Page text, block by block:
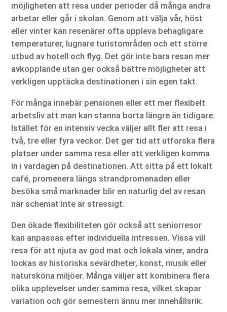
möjligheten att resa under perioder då många andra
arbetar eller går i skolan. Genom att välja vår, höst
eller vinter kan resenärer ofta uppleva behagligare
temperaturer, lugnare turistområden och ett större
utbud av hotell och flyg. Det gör inte bara resan mer
avkopplande utan ger också bättre möjligheter att
verkligen upptäcka destinationen i sin egen takt.
För många innebär pensionen eller ett mer flexibelt
arbetsliv att man kan stanna borta längre än tidigare.
Istället för en intensiv vecka väljer allt fler att resa i
två, tre eller fyra veckor. Det ger tid att utforska flera
platser under samma resa eller att verkligen komma
in i vardagen på destinationen. Att sitta på ett lokalt
café, promenera längs strandpromenaden eller
besöka små marknader blir en naturlig del av resan
när schemat inte är stressigt.
Den ökade flexibiliteten gör också att seniorresor
kan anpassas efter individuella intressen. Vissa vill
resa för att njuta av god mat och lokala viner, andra
lockas av historiska sevärdheter, konst, musik eller
natursköna miljöer. Många väljer att kombinera flera
olika upplevelser under samma resa, vilket skapar
variation och gör semestern ännu mer innehållsrik.